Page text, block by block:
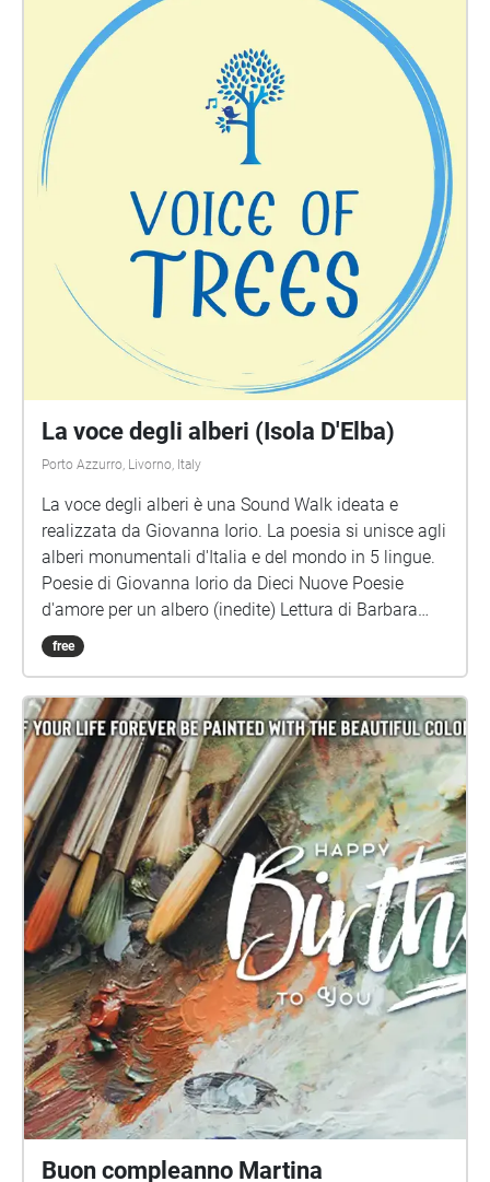
ma non sono segnalati sulla mappa: si attiveranno
all'improvviso, quando ci passerete vicino. Per
rendere più divertente la ricerca, alcuni audio sono
posizionati fuori dal percorso, in una via o vicolo
laterale. Ogni frase equivale a 5 punti: c'è una
settima frase, molto ben nascosta, che ha un bonus
di 10 punti. Durante la camminata dovrete anche
segnare i ristoranti/luoghi dove si può mangiare che
trovate: ogni ristorante segnato equivarrà a 2 punti!
Anche i tempi sono importanti: il gruppo che arriverà
in ritardo sull'orario concordato riceverà una penalità
di 5 punti. Non è obbligatorio fare tutto il percorso: si
possono fare scorciatoie e tagliare strade. Ma il
rischio è quello di fare meno punti! Pronti? In marcia!
La voce degli alberi (Isola D'Elba)
Porto Azzurro, Livorno, Italy
La voce degli alberi è una Sound Walk ideata e
realizzata da Giovanna Iorio. La poesia si unisce agli
alberi monumentali d'Italia e del mondo in 5 lingue.
Poesie di Giovanna Iorio da Dieci Nuove Poesie
d'amore per un albero (inedite) Lettura di Barbara
Marchand Musica e montaggio di Lucio Lazzaruolo
(Notturno Concertante)
free
Buon compleanno Martina